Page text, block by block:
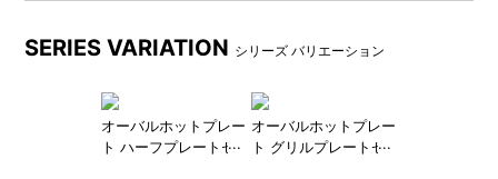
たこ焼きプレート
深鍋
SERIES VARIATION シリーズ バリエーション
オーバルホットプレー
ト ハーフプレートセ
オーバルホットプレー
ト グリルプレートセ